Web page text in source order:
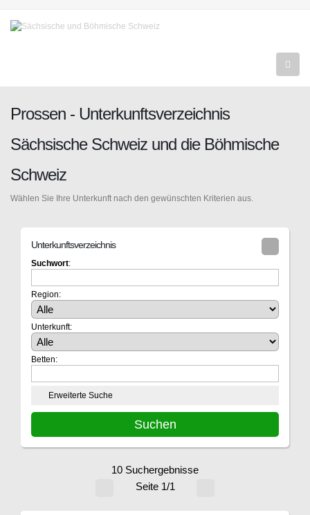
Prossen - Unterkunftsverzeichnis
Sächsische Schweiz und die Böhmische
Schweiz
Wählen Sie Ihre Unterkunft nach den gewünschten Kriterien aus.
Unterkunftsverzeichnis
Suchwort:
Region:
Unterkunft:
Betten:
Erweiterte Suche
10 Suchergebnisse
Seite 1/1